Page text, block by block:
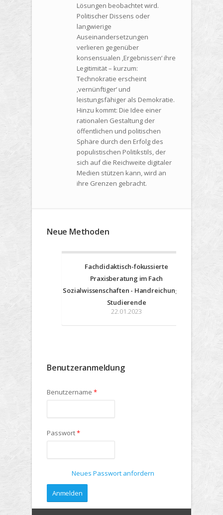
Lösungen beobachtet wird.
Politischer Dissens oder
langwierige
Auseinandersetzungen
verlieren gegenüber
konsensualen ‚Ergebnissen‘ ihre
Legitimität – kurzum:
Technokratie erscheint
‚vernünftiger‘ und
leistungsfähiger als Demokratie.
Hinzu kommt: Die Idee einer
rationalen Gestaltung der
öffentlichen und politischen
Sphäre durch den Erfolg des
populistischen Politikstils, der
sich auf die Reichweite digitaler
Medien stützen kann, wird an
ihre Grenzen gebracht.
Neue Methoden
Fachdidaktisch-fokussierte
Praxisberatung im Fach
Sozialwissenschaften - Handreichung für
Studierende
22.01.2023
Benutzeranmeldung
Benutzername *
Passwort*
Neues Passwort anfordern